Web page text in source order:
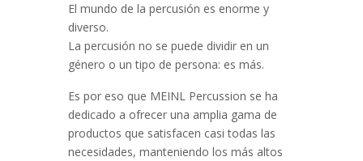
El mundo de la percusión es enorme y
diverso.
La percusión no se puede dividir en un
género o un tipo de persona: es más.
Es por eso que MEINL Percussion se ha
dedicado a ofrecer una amplia gama de
productos que satisfacen casi todas las
necesidades, manteniendo los más altos